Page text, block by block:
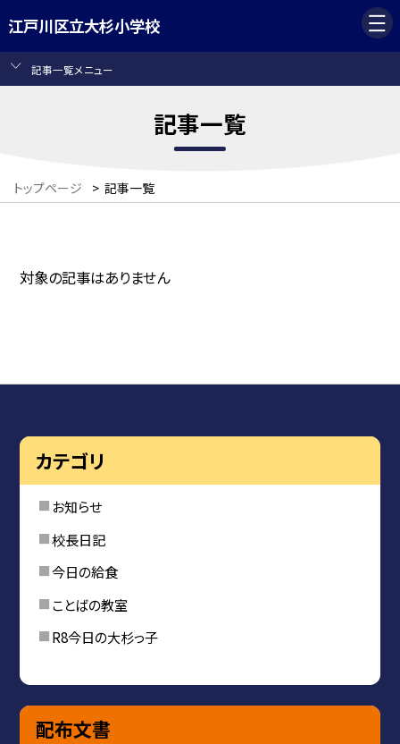
江戸川区立大杉小学校
記事一覧メニュー
記事一覧
トップページ > 記事一覧
対象の記事はありません
カテゴリ
お知らせ
校長日記
今日の給食
ことばの教室
R8今日の大杉っ子
配布文書